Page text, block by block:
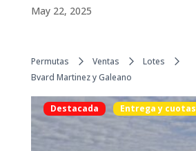
May 22, 2025
Permutas Ventas
Lotes
Bvard Martinez y Galeano
Destacada Entrega y cuotas